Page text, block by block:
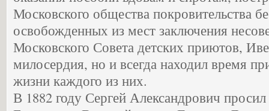
Московского общества покровительства
освобожденных из мест заключения
Московского Совета детских приютов,
милосердия, но и всегда находил время
жизни каждого из них.
В 1882 году Сергей Александрович